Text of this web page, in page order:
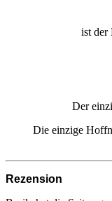
ist der
Der
Die einzige
Rezension